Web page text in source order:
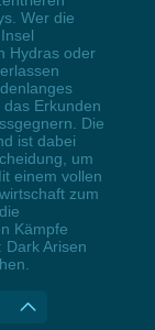
Wer die
Hydras oder
Erkunden
Die
ist dabei
um
einem vollen
zum
Kämpfe
Arisen